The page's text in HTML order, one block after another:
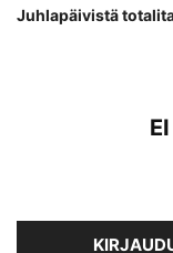
Juhlapäivistä